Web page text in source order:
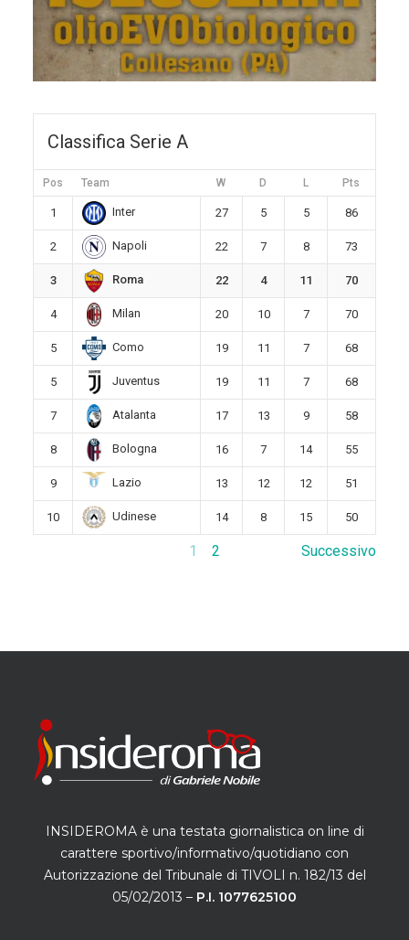
Classifica Serie A
Pos Team W D L Pts
1 Inter 27 5 5 86
2 Napoli 22 7 8 73
3 Roma 22 4 11 70
4 Milan 20 10 7 70
5 Como 19 11 7 68
5 Juventus 19 11 7 68
7 Atalanta 17 13 9 58
8 Bologna 16 7 14 55
9 Lazio 13 12 12 51
10 Udinese 14 8 15 50
1 2 Successivo
INSIDEROMA è una testata giornalistica on line di
carattere sportivo/informativo/quotidiano con
Autorizzazione del Tribunale di TIVOLI n. 182/13 del
05/02/2013 – P.I. 1077625100